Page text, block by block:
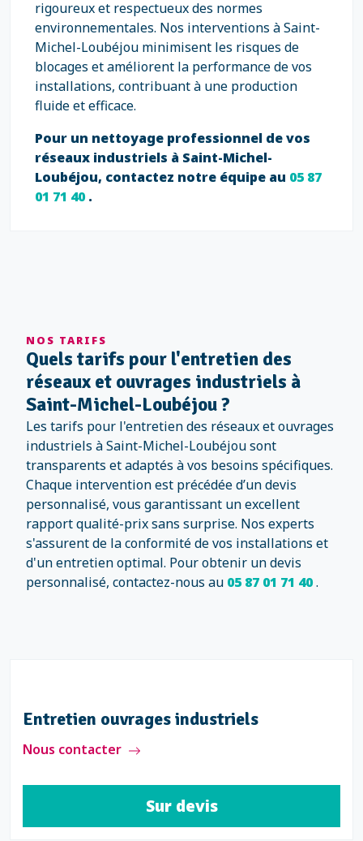
rigoureux et respectueux des normes
environnementales. Nos interventions à Saint-
Michel-Loubéjou minimisent les risques de
blocages et améliorent la performance de vos
installations, contribuant à une production
fluide et efficace.
Pour un nettoyage professionnel de vos
réseaux industriels à Saint-Michel-
Loubéjou, contactez notre équipe au 05 87
01 71 40.
NOS TARIFS
Quels tarifs pour l'entretien des
réseaux et ouvrages industriels à
Saint-Michel-Loubéjou ?
Les tarifs pour l'entretien des réseaux et ouvrages
industriels à Saint-Michel-Loubéjou sont
transparents et adaptés à vos besoins spécifiques.
Chaque intervention est précédée d’un devis
personnalisé, vous garantissant un excellent
rapport qualité-prix sans surprise. Nos experts
s'assurent de la conformité de vos installations et
d'un entretien optimal. Pour obtenir un devis
personnalisé, contactez-nous au 05 87 01 71 40.
Entretien ouvrages industriels
Nous contacter
Sur devis